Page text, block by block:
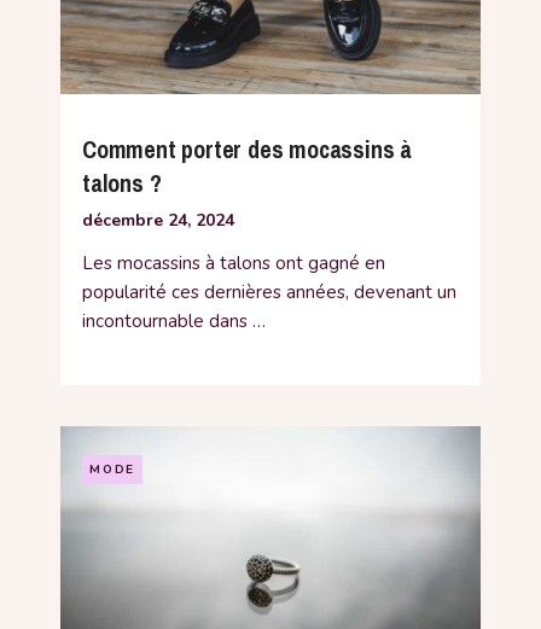
Comment porter des mocassins à
talons ?
décembre 24, 2024
Les mocassins à talons ont gagné en
popularité ces dernières années, devenant un
incontournable dans …
MODE